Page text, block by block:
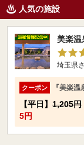
人気の施設
美楽温
埼玉県
クーポン 『美楽
【平日】 1,205円
5円